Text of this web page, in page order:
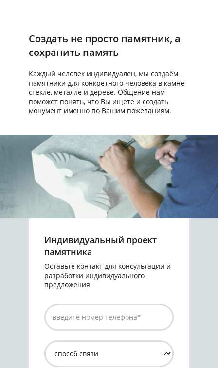
Создать не просто памятник, а
сохранить память
Каждый человек индивидуален, мы создаём
памятники для конкретного человека в камне,
стекле, металле и дереве. Общение нам
поможет понять, что Вы ищете и создать
монумент именно по Вашим пожеланиям.
Индивидуальный проект
памятника
Оставьте контакт для консультации и
разработки индивидуального
предложения